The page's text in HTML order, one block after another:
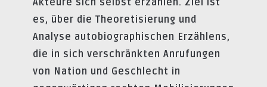
es, über die Theoretisierung und
Analyse autobiographischen Erzählens,
die in sich verschränkten Anrufungen
von Nation und Geschlecht in